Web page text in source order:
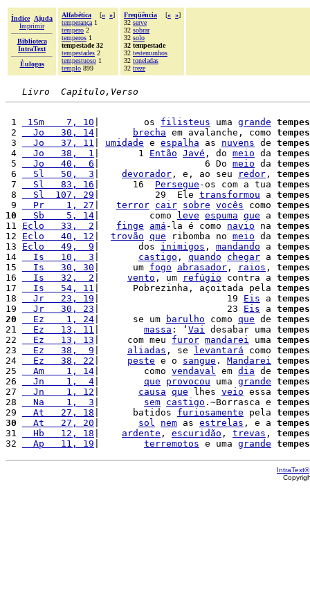
Índice
Ajuda
Imprimir
Biblioteca
IntraText
Èulogos
Alfabética [« »]
temperança 1
tempero 2
temperos 1
tempestade 32
tempestades 2
tempestuoso 1
templo 899
Freqüência [« »]
32 serve
32 sobrar
32 solo
32 tempestade
32 testemunhos
32 toneladas
32 treze
Livro  Capítulo,Verso
1 1Sm    7, 10 |        os filisteus uma grande
2
  Jo   30, 14
brecha em avalanche, como
3
  Jo   37, 11
umidade e espalha as nuvens de
4
  Jo   38,  1
|       1 Então Javé , do meio da
5
  Jo   40,  6
|                   6 Do meio da
6
  Sl   50,  3
devorador , e, ao seu redor ,
7
  Sl   83, 16
|      16 Persegue -os com a tua
8
  Sl  107, 29
|          29  Ele transformou a
9
  Pr    1, 27
terror cair sobre vocês como
10
  Sb    5, 14
|         como leve espuma que a
11 Eclo   33,  2 finge amá -la é como navio na
12 Eclo   40, 12 trovão que ribomba no meio da
13 Eclo   49,  9 |       dos inimigos , mandando a
14
  Is   10,  3
castigo , quando chegar a
15
  Is   30, 30
|      um fogo abrasador , raios ,
16
  Is   32,  2
vento , um refúgio contra a
17
  Is   54, 11
|      Pobrezinha, açoitada pela
18
  Jr   23, 19
|                       19 Eis a
19
  Jr   30, 23
|                       23 Eis a
20
  Ez    1, 24
|      se um barulho como que de
21
  Ez   13, 11
massa : ‘ Vai desabar uma
22
  Ez   13, 13
|     com meu furor mandarei uma
23
  Ez   38,  9
aliadas , se levantará como
24
  Ez   38, 22
peste e o sangue . Mandarei
25
  Am    1, 14
|        como vendaval em dia de
26
  Jn    1,  4
que provocou uma grande
27
  Jn    1, 12
causa que lhes veio essa
28
  Na    1,  3
sem castigo .~Borrasca e
29
  At   27, 18
|      batidos furiosamente pela
30
  At   27, 20
sol nem as estrelas , e a
31
  Hb   12, 18
ardente , escuridão , trevas ,
32
  Ap   11, 19
terremotos e uma grande
IntraText®